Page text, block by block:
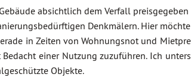
absichtlich dem Verfall
Denkmälern. Hier
in Zeiten von Wohnungsnot und
einer Nutzung zuzuführen. Ich
Objekte.